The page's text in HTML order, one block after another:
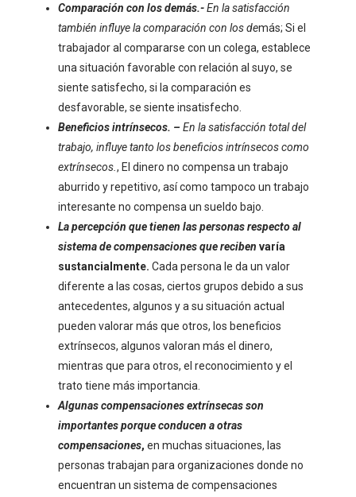
Comparación con los demás.-En la satisfacción
también influye la comparación con los demás; Si el
trabajador al compararse con un colega, establece
una situación favorable con relación al suyo, se
siente satisfecho, si la comparación es
desfavorable, se siente insatisfecho.
Beneficios intrínsecos. – En la satisfacción total del
trabajo, influye tanto los beneficios intrínsecos como
extrínsecos., El dinero no compensa un trabajo
aburrido y repetitivo, así como tampoco un trabajo
interesante no compensa un sueldo bajo.
La percepción que tienen las personas respecto al
sistema de compensaciones que reciben varía
sustancialmente. Cada persona le da un valor
diferente a las cosas, ciertos grupos debido a sus
antecedentes, algunos y a su situación actual
pueden valorar más que otros, los beneficios
extrínsecos, algunos valoran más el dinero,
mientras que para otros, el reconocimiento y el
trato tiene más importancia.
Algunas compensaciones extrínsecas son
importantes porque conducen a otras
compensaciones, en muchas situaciones, las
personas trabajan para organizaciones donde no
encuentran un sistema de compensaciones